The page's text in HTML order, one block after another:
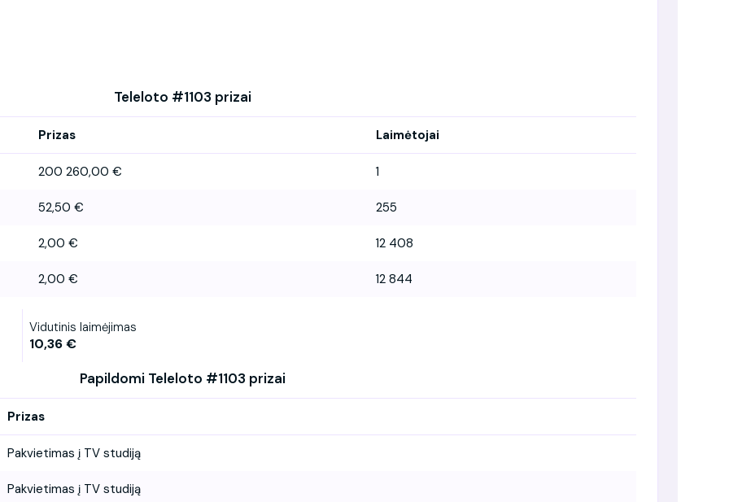
Teleloto #1103 prizai
Prizas Laimėtojai
200 260,00 € 1
52,50 € 255
2,00 € 12 408
2,00 € 12 844
Vidutinis laimėjimas
10,36 €
Papildomi Teleloto #1103 prizai
Prizas
Pakvietimas į TV studiją
Pakvietimas į TV studiją